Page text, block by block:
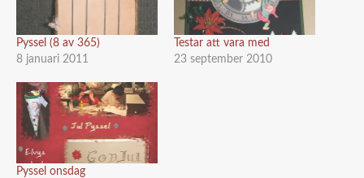
Pyssel (8 av 365)
8 januari 2011
Testar att vara med
23 september 2010
Pyssel onsdag